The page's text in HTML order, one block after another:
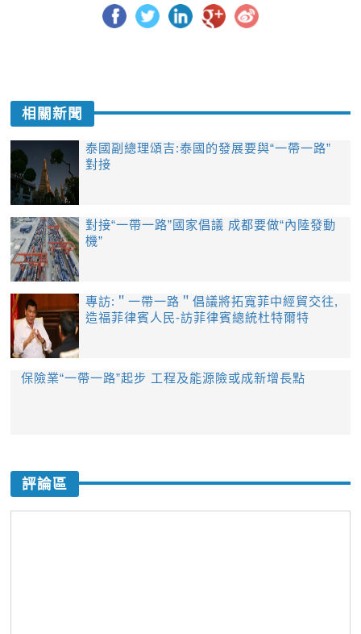
相關新聞
泰國副總理頌吉:泰國的發展要與“一帶一路”
對接
對接“一帶一路”國家倡議 成都要做“內陸發動
機”
專訪:＂一帶一路＂倡議將拓寬菲中經貿交往,
造福菲律賓人民-訪菲律賓總統杜特爾特
保險業“一帶一路”起步 工程及能源險或成新增長點
評論區